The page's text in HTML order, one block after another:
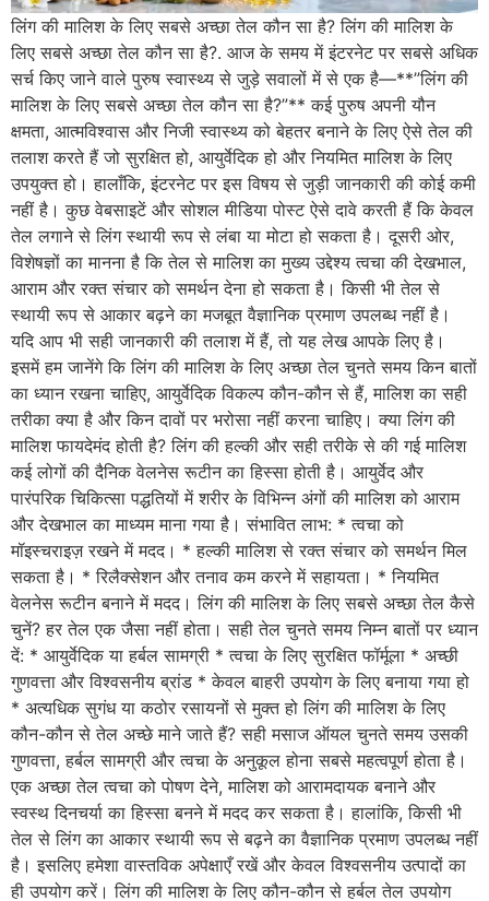
लिंग की मालिश के लिए सबसे अच्छा तेल कौन सा है? लिंग की मालिश के
लिए सबसे अच्छा तेल कौन सा है?. आज के समय में इंटरनेट पर सबसे अधिक
सर्च किए जाने वाले पुरुष स्वास्थ्य से जुड़े सवालों में से एक है—**”लिंग की
मालिश के लिए सबसे अच्छा तेल कौन सा है?”** कई पुरुष अपनी यौन
क्षमता, आत्मविश्वास और निजी स्वास्थ्य को बेहतर बनाने के लिए ऐसे तेल की
तलाश करते हैं जो सुरक्षित हो, आयुर्वेदिक हो और नियमित मालिश के लिए
उपयुक्त हो। हालाँकि, इंटरनेट पर इस विषय से जुड़ी जानकारी की कोई कमी
नहीं है। कुछ वेबसाइटें और सोशल मीडिया पोस्ट ऐसे दावे करती हैं कि केवल
तेल लगाने से लिंग स्थायी रूप से लंबा या मोटा हो सकता है। दूसरी ओर,
विशेषज्ञों का मानना है कि तेल से मालिश का मुख्य उद्देश्य त्वचा की देखभाल,
आराम और रक्त संचार को समर्थन देना हो सकता है। किसी भी तेल से
स्थायी रूप से आकार बढ़ने का मजबूत वैज्ञानिक प्रमाण उपलब्ध नहीं है।
यदि आप भी सही जानकारी की तलाश में हैं, तो यह लेख आपके लिए है।
इसमें हम जानेंगे कि लिंग की मालिश के लिए अच्छा तेल चुनते समय किन बातों
का ध्यान रखना चाहिए, आयुर्वेदिक विकल्प कौन-कौन से हैं, मालिश का सही
तरीका क्या है और किन दावों पर भरोसा नहीं करना चाहिए। क्या लिंग की
मालिश फायदेमंद होती है? लिंग की हल्की और सही तरीके से की गई मालिश
कई लोगों की दैनिक वेलनेस रूटीन का हिस्सा होती है। आयुर्वेद और
पारंपरिक चिकित्सा पद्धतियों में शरीर के विभिन्न अंगों की मालिश को आराम
और देखभाल का माध्यम माना गया है। संभावित लाभ: * त्वचा को
मॉइस्चराइज़ रखने में मदद। * हल्की मालिश से रक्त संचार को समर्थन मिल
सकता है। * रिलैक्सेशन और तनाव कम करने में सहायता। * नियमित
वेलनेस रूटीन बनाने में मदद। लिंग की मालिश के लिए सबसे अच्छा तेल कैसे
चुनें? हर तेल एक जैसा नहीं होता। सही तेल चुनते समय निम्न बातों पर ध्यान
दें: * आयुर्वेदिक या हर्बल सामग्री * त्वचा के लिए सुरक्षित फॉर्मूला * अच्छी
गुणवत्ता और विश्वसनीय ब्रांड * केवल बाहरी उपयोग के लिए बनाया गया हो
* अत्यधिक सुगंध या कठोर रसायनों से मुक्त हो लिंग की मालिश के लिए
कौन-कौन से तेल अच्छे माने जाते हैं? सही मसाज ऑयल चुनते समय उसकी
गुणवत्ता, हर्बल सामग्री और त्वचा के अनुकूल होना सबसे महत्वपूर्ण होता है।
एक अच्छा तेल त्वचा को पोषण देने, मालिश को आरामदायक बनाने और
स्वस्थ दिनचर्या का हिस्सा बनने में मदद कर सकता है। हालांकि, किसी भी
तेल से लिंग का आकार स्थायी रूप से बढ़ने का वैज्ञानिक प्रमाण उपलब्ध नहीं
है। इसलिए हमेशा वास्तविक अपेक्षाएँ रखें और केवल विश्वसनीय उत्पादों का
ही उपयोग करें। लिंग की मालिश के लिए कौन-कौन से हर्बल तेल उपयोग